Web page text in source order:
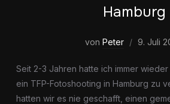
Hamburg
von Peter 9. Juli
Seit 2-3 Jahren hatte ich immer
ein TFP-Fotoshooting in Hamburg zu
hatten wir es nie geschafft, einen